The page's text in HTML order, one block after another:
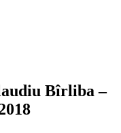
Bîrliba –